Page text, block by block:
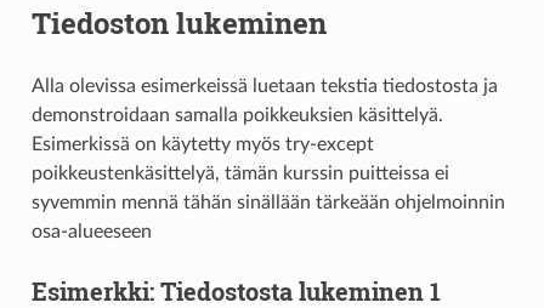
Tiedoston lukeminen
Alla olevissa esimerkeissä luetaan tekstia tiedostosta ja
demonstroidaan samalla poikkeuksien käsittelyä.
Esimerkissä on käytetty myös try-except
poikkeustenkäsittelyä, tämän kurssin puitteissa ei
syvemmin mennä tähän sinällään tärkeään ohjelmoinnin
osa-alueeseen
Esimerkki: Tiedostosta lukeminen 1